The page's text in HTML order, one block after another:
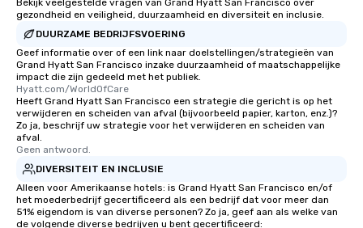
members a chance
itinerary. You Get a Dinner and a Show
knowledgeable,
who leads the group
along the way
ensuring there is
Bekijk veelgestelde vragen van Grand Hyatt San Francisco over
gezondheid en veiligheid, duurzaamheid en diversiteit en inclusie.
DUURZAME BEDRIJFSVOERING
Geef informatie over of een link naar doelstellingen/strategieën van
Grand Hyatt San Francisco inzake duurzaamheid of maatschappelijke
impact die zijn gedeeld met het publiek.
Hyatt.com/WorldOfCare
Heeft Grand Hyatt San Francisco een strategie die gericht is op het
verwijderen en scheiden van afval (bijvoorbeeld papier, karton, enz.)?
Zo ja, beschrijf uw strategie voor het verwijderen en scheiden van
afval.
Geen antwoord.
DIVERSITEIT EN INCLUSIE
Alleen voor Amerikaanse hotels: is Grand Hyatt San Francisco en/of
het moederbedrijf gecertificeerd als een bedrijf dat voor meer dan
51% eigendom is van diverse personen? Zo ja, geef aan als welke van
de volgende diverse bedrijven u bent gecertificeerd: